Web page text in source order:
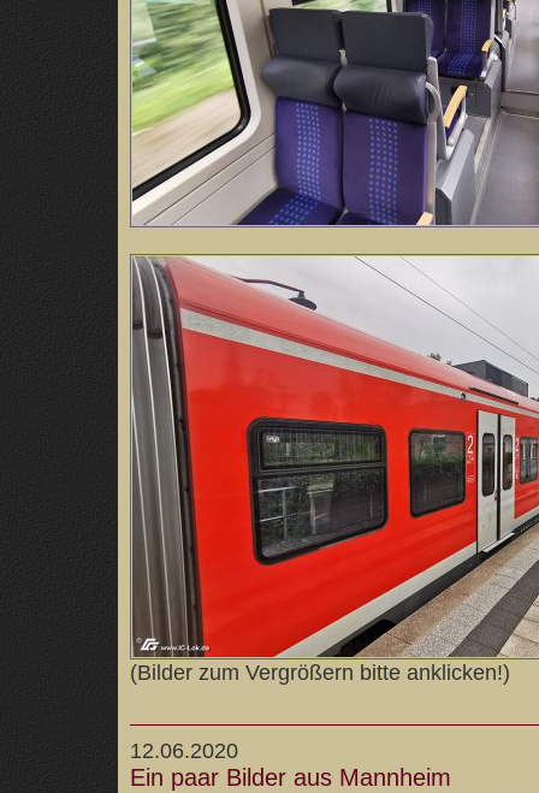
(Bilder zum Vergrößern bitte anklicken!)
12.06.2020
Ein paar Bilder aus Mannheim